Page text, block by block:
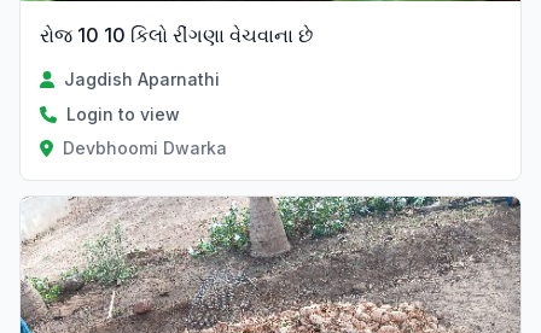
રોજ 10 10 કિલો રીંગણા વેચવાના છે
Jagdish Aparnathi
Login to view
Devbhoomi Dwarka